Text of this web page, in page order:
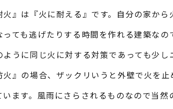
火』は『火に耐える』です。自分の家か
っても逃げたりする時間を作れる建築なの
ように同じ火に対する対策であっても少
火』の場合、ザックリいうと外壁で火を
います。風雨にさらされるものなので当